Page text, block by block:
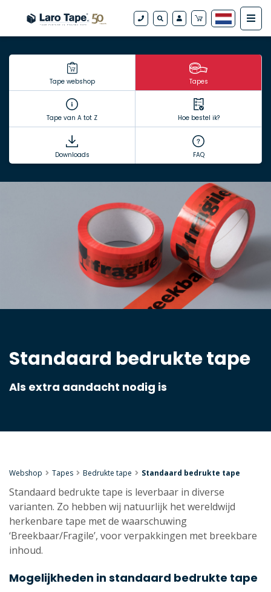
Tape webshop Tapes
Tape van A tot Z Hoe bestel ik?
Downloads FAQ
Standaard bedrukte tape
Als extra aandacht nodig is
Webshop Tapes Bedrukte tape Standaard bedrukte tape
Standaard bedrukte tape is leverbaar in diverse
varianten. Zo hebben wij natuurlijk het wereldwijd
herkenbare tape met de waarschuwing
‘Breekbaar/Fragile’, voor verpakkingen met breekbare
inhoud.
Mogelijkheden in standaard bedrukte tape